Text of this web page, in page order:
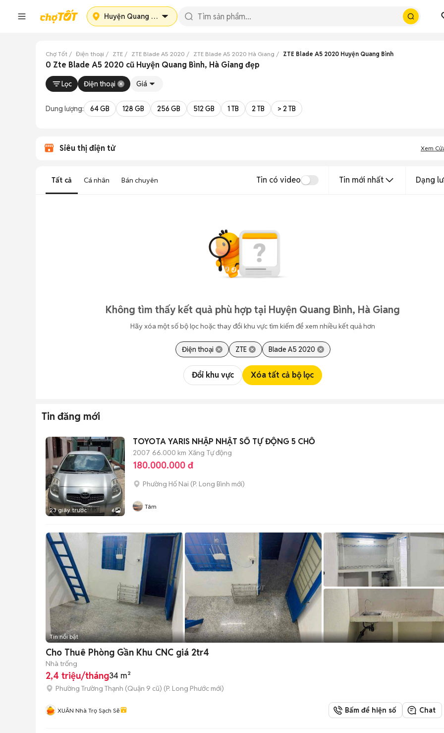
Huyện Quang Bình
Chợ Tốt Điện thoại ZTE ZTE Blade A5 2020 ZTE Blade A5 2020 Hà Giang ZTE Blade A5 2020 Huyện Quang Bình
0 Zte Blade A5 2020 cũ Huyện Quang Bình, Hà Giang đẹp
Lọc Điện thoại Giá
Dung lượng: 64 GB 128 GB 256 GB 512 GB 1 TB 2 TB > 2 TB
Siêu thị điện tử Xem
Tất cả Cá nhân Bán chuyên Tin có video Tin mới nhất Dạng
Không tìm thấy kết quả phù hợp tại Huyện Quang Bình, Hà Giang
Hãy xóa một số bộ lọc hoặc thay đổi khu vực tìm kiếm để xem nhiều kết quả hơn
Điện thoại ZTE Blade A5 2020
Đổi khu vực Xóa tất cả bộ lọc
Tin đăng mới
23 giây trước 6
TOYOTA YARIS NHẬP NHẬT SỐ TỰ ĐỘNG 5 CHỖ
2007 66.000 km Xăng Tự động
180.000.000 đ
Phường Hố Nai (P. Long Bình mới)
Tâm
Tin nổi bật
Cho Thuê Phòng Gần Khu CNC giá 2tr4
Nhà trống
2,4 triệu/tháng34 m²
Phường Trường Thạnh (Quận 9 cũ) (P. Long Phước mới)
XUÂN Nhà Trọ Sạch Sẽ Bấm để hiện số Chat